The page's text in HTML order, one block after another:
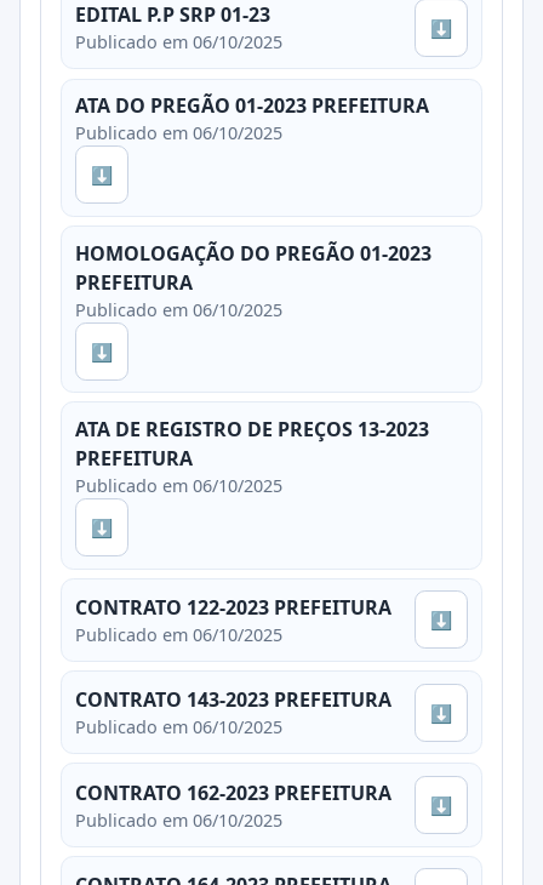
EDITAL P.P SRP 01-23
Publicado em 06/10/2025
⬇
ATA DO PREGÃO 01-2023 PREFEITURA
Publicado em 06/10/2025
⬇
HOMOLOGAÇÃO DO PREGÃO 01-2023
PREFEITURA
Publicado em 06/10/2025
⬇
ATA DE REGISTRO DE PREÇOS 13-2023
PREFEITURA
Publicado em 06/10/2025
⬇
CONTRATO 122-2023 PREFEITURA
Publicado em 06/10/2025
⬇
CONTRATO 143-2023 PREFEITURA
Publicado em 06/10/2025
⬇
CONTRATO 162-2023 PREFEITURA
Publicado em 06/10/2025
⬇